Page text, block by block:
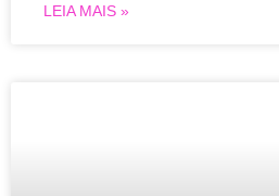
LEIA MAIS »